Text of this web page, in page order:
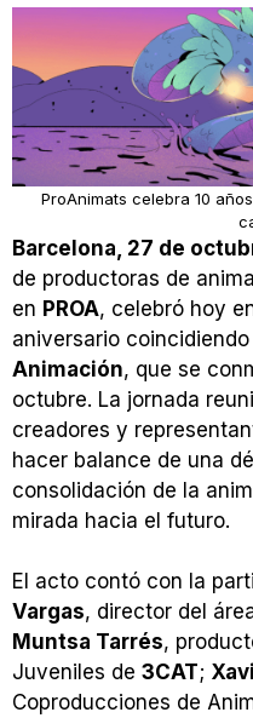
ProAnimats celebra 10
Barcelona, 27 de
de productoras de
en PROA, celebró hoy
aniversario
Animación, que se
octubre. La jornada
creadores y
hacer balance de una
consolidación de la
mirada hacia el futuro.
El acto contó con la
Vargas, director del
Muntsa Tarrés,
Juveniles de 3CAT;
Coproducciones de